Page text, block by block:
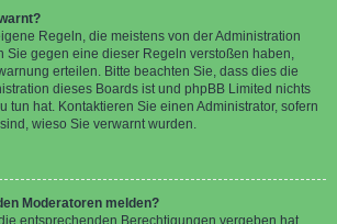
Regeln, die meistens von der Administration
Sie gegen eine dieser Regeln verstoßen haben,
erteilen. Bitte beachten Sie, dass dies die
dieses Boards ist und phpBB Limited nichts
tun hat. Kontaktieren Sie einen Administrator, sofern
wieso Sie verwarnt wurden.
Moderatoren melden?
entsprechenden Berechtigungen vergeben hat,